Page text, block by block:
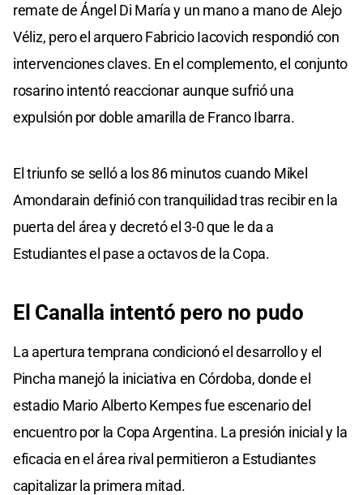
remate de Ángel Di María y un mano a mano de Alejo
Véliz, pero el arquero Fabricio Iacovich respondió con
intervenciones claves. En el complemento, el conjunto
rosarino intentó reaccionar aunque sufrió una
expulsión por doble amarilla de Franco Ibarra.
El triunfo se selló a los 86 minutos cuando Mikel
Amondarain definió con tranquilidad tras recibir en la
puerta del área y decretó el 3-0 que le da a
Estudiantes el pase a octavos de la Copa.
El Canalla intentó pero no pudo
La apertura temprana condicionó el desarrollo y el
Pincha manejó la iniciativa en Córdoba, donde el
estadio Mario Alberto Kempes fue escenario del
encuentro por la Copa Argentina. La presión inicial y la
eficacia en el área rival permitieron a Estudiantes
capitalizar la primera mitad.